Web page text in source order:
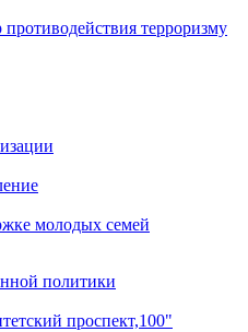
терроризму
молодых семей
политики
проспект,100"